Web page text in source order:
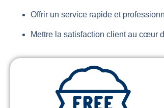
Offrir un service rapide et
Mettre la satisfaction client au cœur